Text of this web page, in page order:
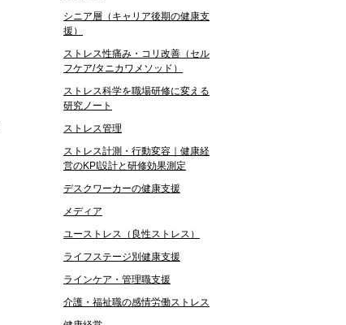
シニア層（キャリア後期の健康支
援）
ストレス性痛み・コリ改善（セル
フケア/タニカワメソッド）
ストレス科学を職場研修に変える
研究ノート
ストレス管理
ストレス計測・行動変容｜健康経
営のKPI設計と研修効果測定
デスクワーカーの健康支援
メディア
ユーストレス（良性ストレス）
ライフステージ別健康支援
ラインケア・管理職支援
介護・福祉職の感情労働ストレス